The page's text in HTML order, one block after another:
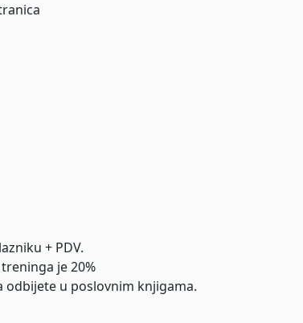
+ PDV.
je 20%
odbijete u poslovnim knjigama.